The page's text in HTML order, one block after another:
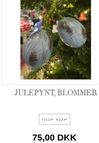
JULEPYNT, BLOMMER
one size
75,00 DKK